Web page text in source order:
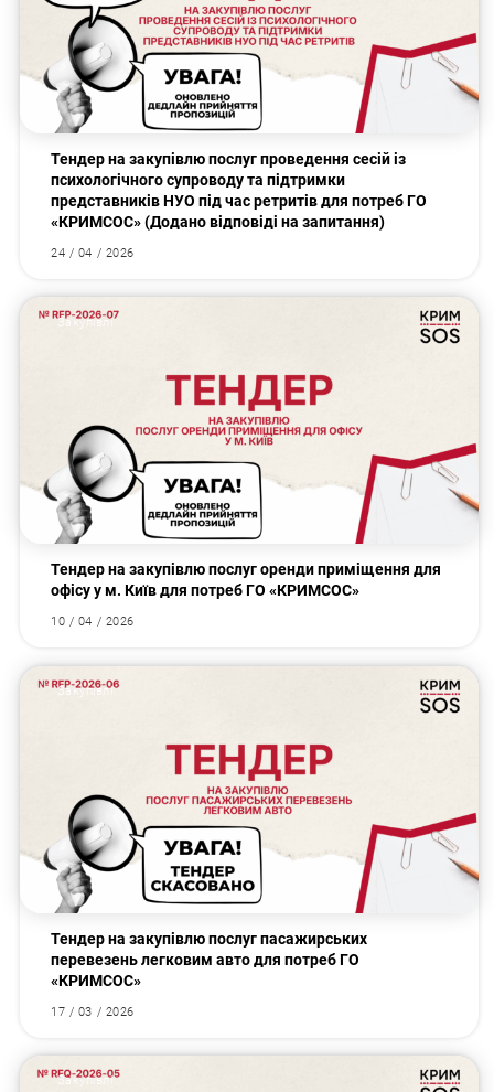
Тендер на закупівлю послуг проведення сесій із
психологічного супроводу та підтримки
представників НУО під час ретритів для потреб ГО
«КРИМСОС» (Додано відповіді на запитання)
24 / 04 / 2026
Закупівлі
Тендер на закупівлю послуг оренди приміщення для
офісу у м. Київ для потреб ГО «КРИМСОС»
10 / 04 / 2026
Закупівлі
Тендер на закупівлю послуг пасажирських
перевезень легковим авто для потреб ГО
«КРИМСОС»
17 / 03 / 2026
Закупівлі